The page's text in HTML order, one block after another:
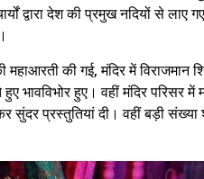
द्वारा देश की प्रमुख नदियों से लाए
महाआरती की गई, मंदिर में विराजमान
भावविभोर हुए। वहीं मंदिर परिसर
प्रस्तुतियां दी। वहीं बड़ी संख्या